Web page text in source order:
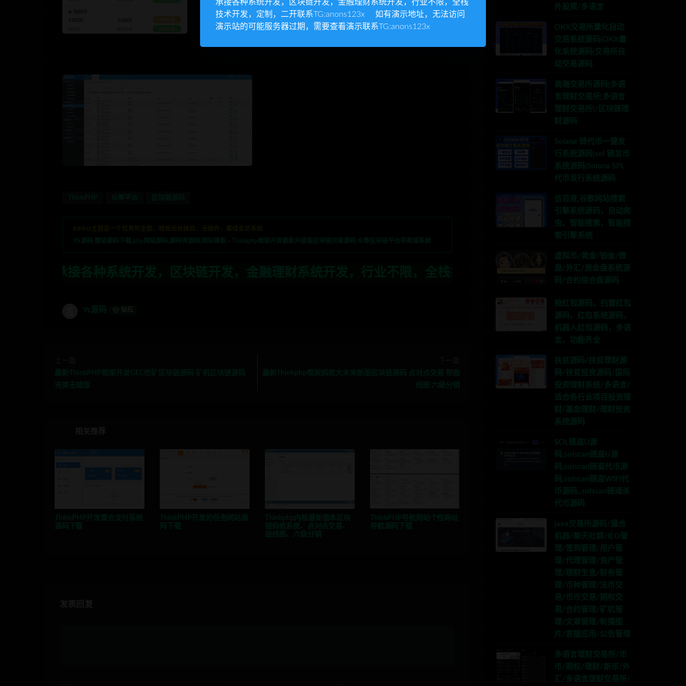
RIPRO主题是一个优秀的主题，极致后台体验，无插件，集成会员系统
YS源码,整站源码下载,php网站源码,源码资源网,网站模板
Thinkphp框架开发最新升级版区块链交易源码 众筹区块链平台带商城系统
统开发，区块链开发，金融理财系统开发，行业不限，全栈技术开发，定制，二开联系TG:anons123x
Ys源码 钻石
外股票/多语言
OKX交易所量化自动
交易系统源码|OKX量
化系统源码|交易所自
动交易源码
高端交易所源码|多语
言理财交易所|多语言
理财交易所|/区块链理
财源码
Solana 链代币一键发
行系统源码|sol 链发币
系统源码|Solana SPL
代币发行系统源码
仿百度,谷歌网站搜索
引擎系统源码，自动爬
虫、智能搜索，智能搜
索引擎系统
虚拟币/黄金/铂金/微
盘/外汇/资金盘系统源
码/合约综合盘源码
抢红包源码，扫雷红包
源码，红包系统源码，
机器人红包源码，多语
言，功能齐全
扶贫源码/扶贫理财源
码/扶贫投资源码/国际
投资理财系统/多语言/
适合各行业项目投资理
财/基金理财/理财投资
系统源码
SOL链盗U源
码,solscan链盗U源
码,solscan链盗代币源
码,solscan链盗WIFI代
币源码,,solscan链通杀
代币源码
java交易所源码/撮合
机器/聊天社群/IEO管
理/签到管理/用户管
理/代理管理/资产管
理/理财生息/财务管
理/币种管理/法币交
易/币币交易/期权交
易/合约管理/矿机管
理/文章管理/轮播图
片/客服应用/公告管理
多语言理财交易所/币
币/期权/理财/新币/外
汇/多语言理财交易所/
承接各种系统开发，区块链开发，金融理财系统开发，行业不限，全栈
技术开发，定制，二开联系TG:anons123x 如有演示地址，无法访问
演示站的可能服务器过期，需要查看演示联系TG:anons123x